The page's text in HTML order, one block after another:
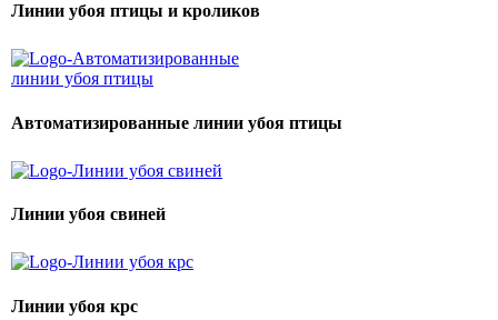
Линии убоя птицы и кроликов
Автоматизированные линии убоя птицы
Линии убоя свиней
Линии убоя крс